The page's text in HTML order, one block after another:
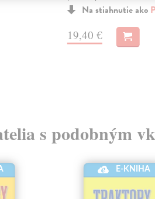
Na stiahnutie ako
19,40 €
s podobným
E-KNIHA